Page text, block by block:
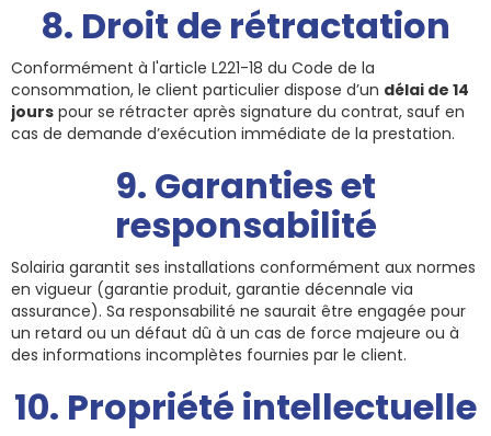
8. Droit de rétractation
Conformément à l'article L221-18 du Code de la
consommation, le client particulier dispose d’un délai de 14
jours pour se rétracter après signature du contrat, sauf en
cas de demande d’exécution immédiate de la prestation.
9. Garanties et
responsabilité
Solairia garantit ses installations conformément aux normes
en vigueur (garantie produit, garantie décennale via
assurance). Sa responsabilité ne saurait être engagée pour
un retard ou un défaut dû à un cas de force majeure ou à
des informations incomplètes fournies par le client.
10. Propriété intellectuelle